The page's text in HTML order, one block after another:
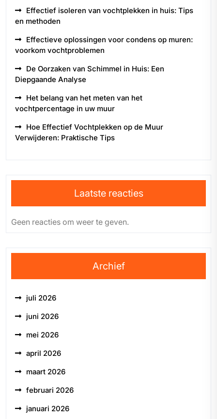
Effectief isoleren van vochtplekken in huis: Tips
en methoden
Effectieve oplossingen voor condens op muren:
voorkom vochtproblemen
De Oorzaken van Schimmel in Huis: Een
Diepgaande Analyse
Het belang van het meten van het
vochtpercentage in uw muur
Hoe Effectief Vochtplekken op de Muur
Verwijderen: Praktische Tips
Laatste reacties
Geen reacties om weer te geven.
Archief
juli 2026
juni 2026
mei 2026
april 2026
maart 2026
februari 2026
januari 2026